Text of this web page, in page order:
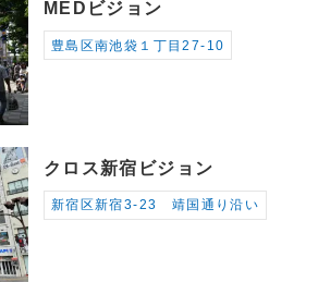
MEDビジョン
豊島区南池袋１丁目27-10
クロス新宿ビジョン
新宿区新宿3-23 靖国通り沿い